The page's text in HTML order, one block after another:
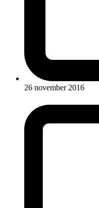
26 november 2016